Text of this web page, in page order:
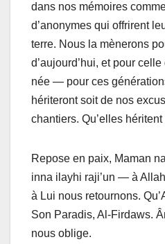
dans nos mémoires
d’anonymes qui offrirent
terre. Nous la mènerons
d’aujourd’hui, et pour
née — pour ces
hériteront soit de nos
chantiers. Qu’elles
Repose en paix, Maman
inna ilayhi raji’un — à
à Lui nous retournons.
Son Paradis, Al-Firdaws.
nous oblige.